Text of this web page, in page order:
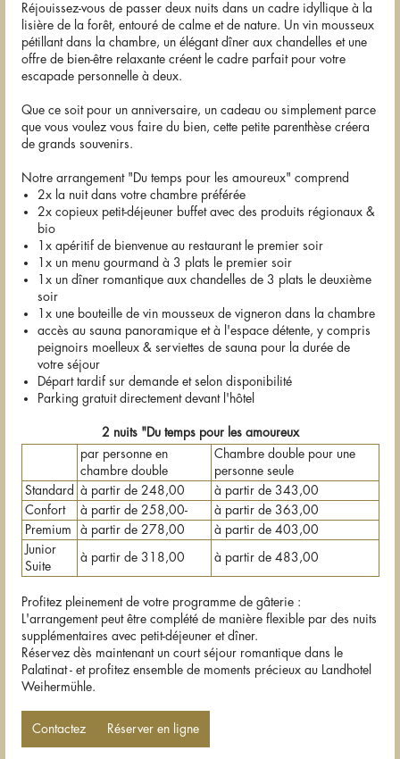
Réjouissez-vous de passer deux nuits dans un cadre idyllique à la
lisière de la forêt, entouré de calme et de nature. Un vin mousseux
pétillant dans la chambre, un élégant dîner aux chandelles et une
offre de bien-être relaxante créent le cadre parfait pour votre
escapade personnelle à deux.
Que ce soit pour un anniversaire, un cadeau ou simplement parce
que vous voulez vous faire du bien, cette petite parenthèse créera
de grands souvenirs.
Notre arrangement "Du temps pour les amoureux" comprend
2x la nuit dans votre chambre préférée
2x copieux petit-déjeuner buffet avec des produits régionaux &
bio
1x apéritif de bienvenue au restaurant le premier soir
1x un menu gourmand à 3 plats le premier soir
1x un dîner romantique aux chandelles de 3 plats le deuxième
soir
1x une bouteille de vin mousseux de vigneron dans la chambre
accès au sauna panoramique et à l'espace détente, y compris
peignoirs moelleux & serviettes de sauna pour la durée de
votre séjour
Départ tardif sur demande et selon disponibilité
Parking gratuit directement devant l'hôtel
2 nuits "Du temps pour les amoureux
par personne en
chambre double
Chambre double pour une
personne seule
Standard
à partir de 248,00
à partir de 343,00
Confort
à partir de 258,00-
à partir de 363,00
Premium
à partir de 278,00
à partir de 403,00
Junior
Suite
à partir de 318,00 à partir de 483,00
Profitez pleinement de votre programme de gâterie :
L'arrangement peut être complété de manière flexible par des nuits
supplémentaires avec petit-déjeuner et dîner.
Réservez dès maintenant un court séjour romantique dans le
Palatinat - et profitez ensemble de moments précieux au Landhotel
Weihermühle.
Contactez Réserver en ligne